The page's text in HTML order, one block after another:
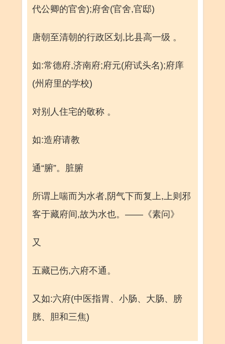
代公卿的官舍);府舍(官舍,官邸)
唐朝至清朝的行政区划,比县高一级 。
如:常德府,济南府;府元(府试头名);府庠
(州府里的学校)
对别人住宅的敬称 。
如:造府请教
通“腑”。脏腑
所谓上喘而为水者,阴气下而复上,上则邪
客于藏府间,故为水也。——《素问》
又
五藏已伤,六府不通。
又如:六府(中医指胃、小肠、大肠、膀
胱、胆和三焦)